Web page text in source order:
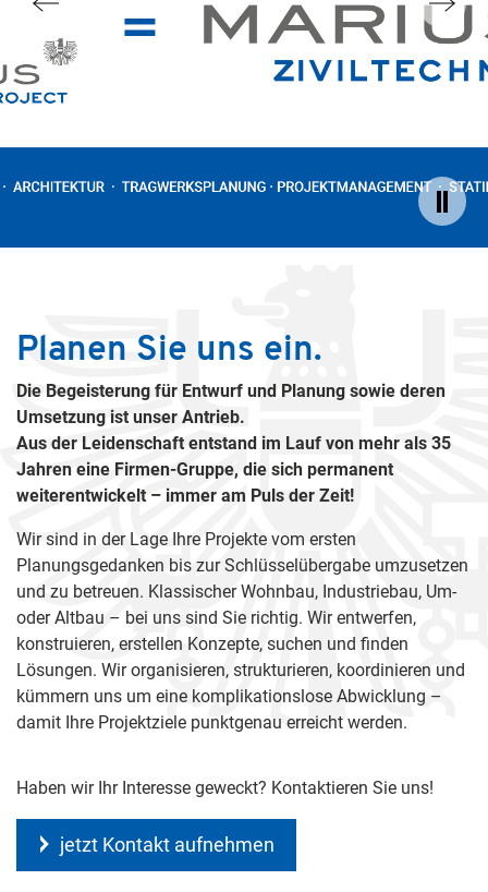
BioArt Campus
INGGenial 2024
Lexus Inzersdorf
McD Floridsdorf
Planen Sie uns ein.
Die Begeisterung für Entwurf und Planung sowie deren
Umsetzung ist unser Antrieb.
Aus der Leidenschaft entstand im Lauf von mehr als 35
Jahren eine Firmen-Gruppe, die sich permanent
weiterentwickelt – immer am Puls der Zeit!
Wir sind in der Lage Ihre Projekte vom ersten
Planungsgedanken bis zur Schlüsselübergabe umzusetzen
und zu betreuen. Klassischer Wohnbau, Industriebau, Um-
oder Altbau – bei uns sind Sie richtig. Wir entwerfen,
konstruieren, erstellen Konzepte, suchen und finden
Lösungen. Wir organisieren, strukturieren, koordinieren und
kümmern uns um eine komplikationslose Abwicklung –
damit Ihre Projektziele punktgenau erreicht werden.
Haben wir Ihr Interesse geweckt? Kontaktieren Sie uns!
jetzt Kontakt aufnehmen